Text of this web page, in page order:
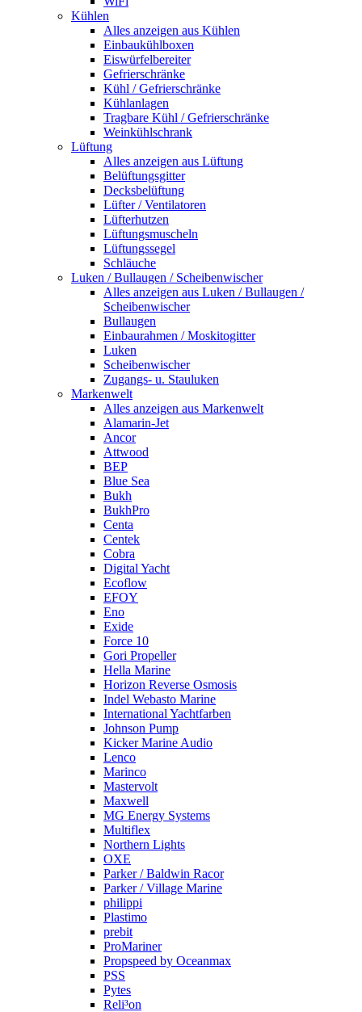
Kühlen
Alles anzeigen aus Kühlen
Einbaukühlboxen
Eiswürfelbereiter
Gefrierschränke
Kühl / Gefrierschränke
Kühlanlagen
Tragbare Kühl / Gefrierschränke
Weinkühlschrank
Lüftung
Alles anzeigen aus Lüftung
Belüftungsgitter
Decksbelüftung
Lüfter / Ventilatoren
Lüfterhutzen
Lüftungsmuscheln
Lüftungssegel
Schläuche
Luken / Bullaugen / Scheibenwischer
Alles anzeigen aus Luken / Bullaugen /
Scheibenwischer
Bullaugen
Einbaurahmen / Moskitogitter
Luken
Scheibenwischer
Zugangs- u. Stauluken
Markenwelt
Alles anzeigen aus Markenwelt
Alamarin-Jet
Ancor
Attwood
BEP
Blue Sea
Bukh
BukhPro
Centa
Centek
Cobra
Digital Yacht
Ecoflow
EFOY
Eno
Exide
Force 10
Gori Propeller
Hella Marine
Horizon Reverse Osmosis
Indel Webasto Marine
International Yachtfarben
Johnson Pump
Kicker Marine Audio
Lenco
Marinco
Mastervolt
Maxwell
MG Energy Systems
Multiflex
Northern Lights
OXE
Parker / Baldwin Racor
Parker / Village Marine
philippi
Plastimo
prebit
ProMariner
Propspeed by Oceanmax
PSS
Pytes
Reli³on